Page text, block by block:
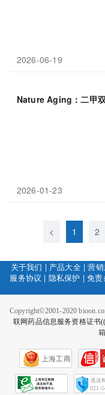
2026-06-19
Nature Aging：二甲
2026-01-23
< 1 2
关于我们 | 产品大全|营
服务协议 | 隐私保护 |免责
Copyright©2001-2020
联网药品信息服务资格证书
上海工商
021-